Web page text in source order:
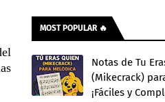
MOST POPULAR 🔥
Notas de Tu
(Mikecrack)
¡Fáciles y